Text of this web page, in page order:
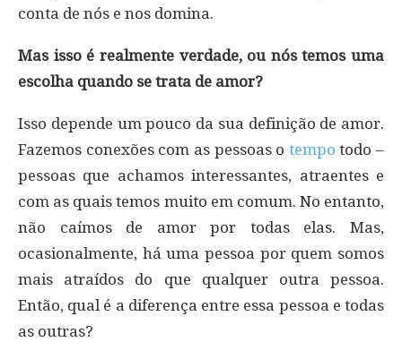
conta de nós e nos domina.
Mas isso é realmente verdade, ou nós temos uma
escolha quando se trata de amor?
Isso depende um pouco da sua definição de amor.
Fazemos conexões com as pessoas o tempo todo –
pessoas que achamos interessantes, atraentes e
com as quais temos muito em comum. No entanto,
não caímos de amor por todas elas. Mas,
ocasionalmente, há uma pessoa por quem somos
mais atraídos do que qualquer outra pessoa.
Então, qual é a diferença entre essa pessoa e todas
as outras?